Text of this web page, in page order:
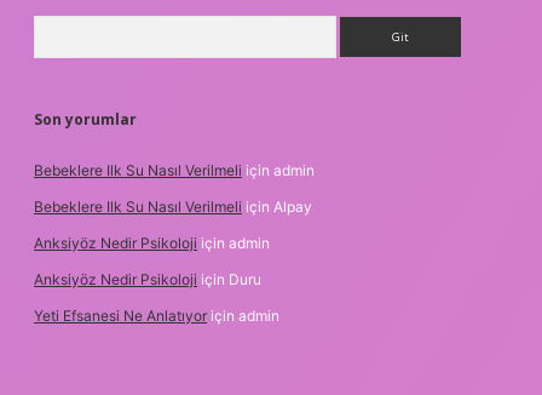
Son yorumlar
Bebeklere Ilk Su Nasıl Verilmeli için admin
Bebeklere Ilk Su Nasıl Verilmeli için Alpay
Anksiyöz Nedir Psikoloji için admin
Anksiyöz Nedir Psikoloji için Duru
Yeti Efsanesi Ne Anlatıyor için admin